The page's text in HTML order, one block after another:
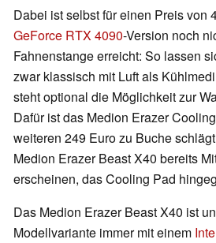
Dabei ist selbst für einen Preis von
GeForce RTX 4090-Version noch
Fahnenstange erreicht: So lassen
zwar klassisch mit Luft als
steht optional die Möglichkeit zur
Dafür ist das Medion Erazer
weiteren 249 Euro zu Buche
Medion Erazer Beast X40 bereits
erscheinen, das Cooling Pad
Das Medion Erazer Beast X40 ist
Modellvariante immer mit einem